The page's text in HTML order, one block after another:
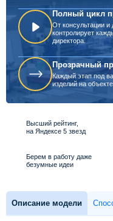
Полный цикл
От консультации
контролирует
директора.
Прозрачный
Каждый этап под
изделий на объекте
Высший рейтинг,
на Яндексе 5 звезд
Берем в работу даже
безумные идеи
Описание модели